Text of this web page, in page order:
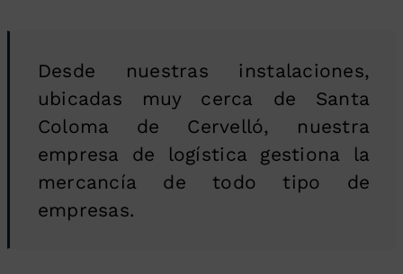
Desde nuestras instalaciones,
ubicadas muy cerca de Santa
Coloma de Cervelló, nuestra
empresa de logística gestiona la
mercancía de todo tipo de
empresas.